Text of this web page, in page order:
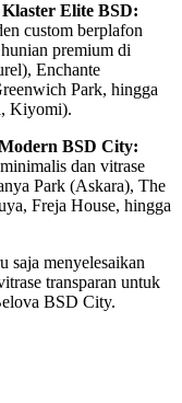
Elite BSD:
custom berplafon
premium di
Enchante
Park, hingga
Kiyomi).
BSD City:
dan vitrase
Park (Askara), The
Freja House, hingga
saja menyelesaikan
transparan untuk
BSD City.